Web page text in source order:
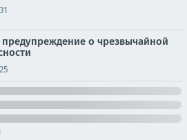
о чрезвычайной